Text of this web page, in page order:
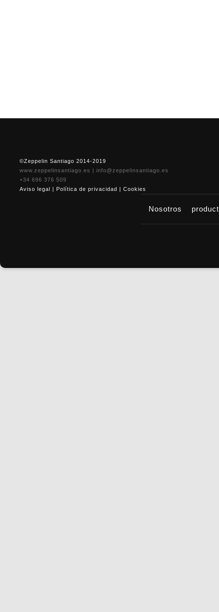
©Zeppelin Santiago 2014-2019
www.zeppelinsantiago.es | info@zeppelinsantiago.es
+34 696 376 509
Aviso legal | Política de privacidad | Cookies
Nosotros